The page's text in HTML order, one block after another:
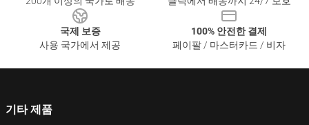
국제 보증
사용 국가에서 제공
100% 안전한 결제
페이팔 / 마스터카드 / 비자
기타 제품